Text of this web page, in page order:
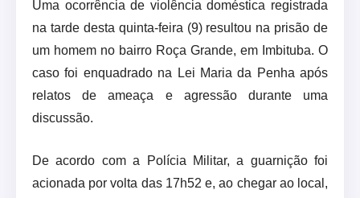
Uma ocorrência de violência doméstica registrada
na tarde desta quinta-feira (9) resultou na prisão de
um homem no bairro Roça Grande, em Imbituba. O
caso foi enquadrado na Lei Maria da Penha após
relatos de ameaça e agressão durante uma
discussão.
De acordo com a Polícia Militar, a guarnição foi
acionada por volta das 17h52 e, ao chegar ao local,